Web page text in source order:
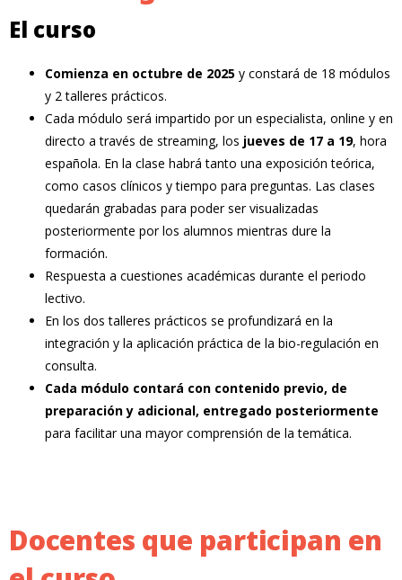
El curso
Comienza en octubre de 2025 y constará de 18 módulos
y 2 talleres prácticos.
Cada módulo será impartido por un especialista, online y en
directo a través de streaming, los jueves de 17 a 19, hora
española. En la clase habrá tanto una exposición teórica,
como casos clínicos y tiempo para preguntas. Las clases
quedarán grabadas para poder ser visualizadas
posteriormente por los alumnos mientras dure la
formación.
Respuesta a cuestiones académicas durante el periodo
lectivo.
En los dos talleres prácticos se profundizará en la
integración y la aplicación práctica de la bio-regulación en
consulta.
Cada módulo contará con contenido previo, de
preparación y adicional, entregado posteriormente
para facilitar una mayor comprensión de la temática.
Docentes que participan en